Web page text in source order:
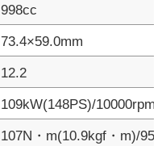
998cc
73.4×59.0mm
12.2
109kW(148PS)/10000rpm
107N・m(10.9kgf・m)/